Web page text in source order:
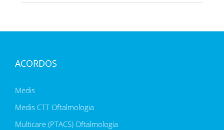
ACORDOS
Medis
Medis CTT Oftalmologia
Multicare (PTACS) Oftalmologia